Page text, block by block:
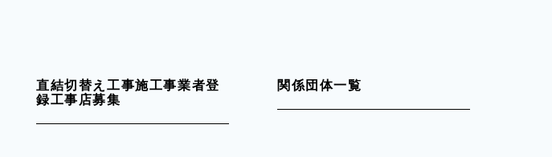
直結切替え工事施工事業者登
録工事店募集
関係団体一覧